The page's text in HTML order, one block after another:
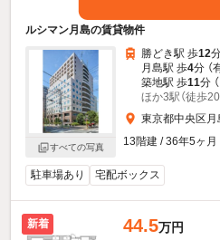
ルシマン月島の賃貸物件
すべての写真
勝どき駅 歩12
月島駅 歩4分 （
築地駅 歩11分
ほか3駅（徒歩20
東京都中央区月
13階建 / 36年5ヶ月
駐車場あり 宅配ボックス
新着 44.5万円